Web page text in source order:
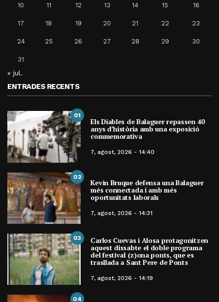
10 11 12 13 14 15 16
17 18 19 20 21 22 23
24 25 26 27 28 29 30
31
« jul.
ENTRADES RECENTS
01
Els Diables de Balaguer repassen 40
anys d’història amb una exposició
commemorativa
7, agost, 2026 - 14:40
02
Kevin Bruque defensa una Balaguer
més connectada i amb més
oportunitats laborals
7, agost, 2026 - 14:31
03 Carlos Cuevas i Alosa protagonitzen
aquest dissabte el doble programa
del festival (z)ona ponts, que es
trasllada a Sant Pere de Ponts
7, agost, 2026 - 14:19
04